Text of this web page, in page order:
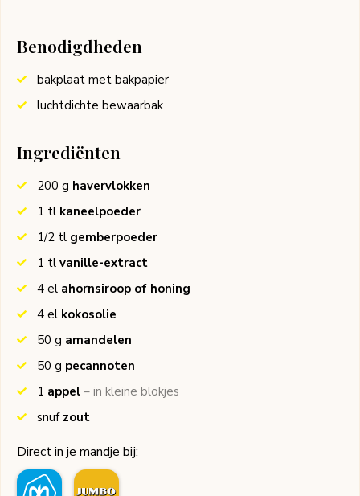
Benodigdheden
bakplaat met bakpapier
luchtdichte bewaarbak
Ingrediënten
200 g havervlokken
1 tl kaneelpoeder
1/2 tl gemberpoeder
1 tl vanille-extract
4 el ahornsiroop of honing
4 el kokosolie
50 g amandelen
50 g pecannoten
1 appel – in kleine blokjes
snuf zout
Direct in je mandje bij: